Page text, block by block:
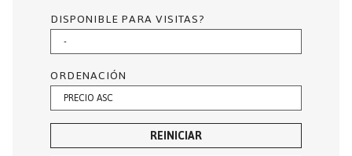
DISPONIBLE PARA VISITAS?
ORDENACIÓN
REINICIAR